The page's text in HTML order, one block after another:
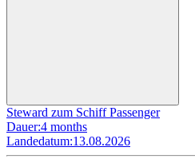
Steward zum Schiff Passenger
Dauer:4 months
Landedatum:13.08.2026